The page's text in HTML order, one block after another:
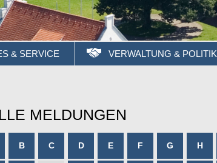
& SERVICE VERWALTUNG & POLITIK
MELDUNGEN
B C D E F G H